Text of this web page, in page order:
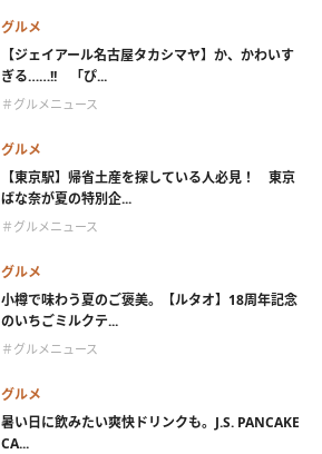
グルメ
【ジェイアール名古屋タカシマヤ】か、かわいす
ぎる……!! 「ぴ...
＃グルメニュース
グルメ
【東京駅】帰省土産を探している人必見！ 東京
ばな奈が夏の特別企...
＃グルメニュース
グルメ
小樽で味わう夏のご褒美。【ルタオ】18周年記念
のいちごミルクテ...
＃グルメニュース
グルメ
暑い日に飲みたい爽快ドリンクも。J.S. PANCAKE
CA...